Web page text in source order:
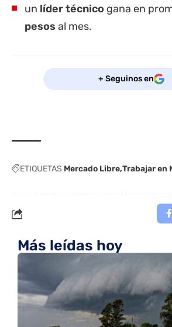
un líder técnico gana en
pesos al mes.
+ Seguinos en
ETIQUETAS Mercado Libre Trabajar en
Más leídas hoy